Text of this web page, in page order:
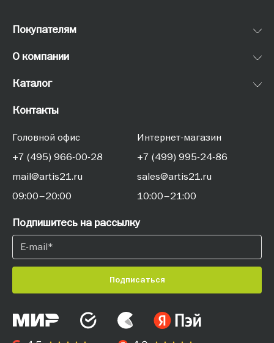
Покупателям
О компании
Каталог
Контакты
Головной офис
+7 (495) 966-00-28
mail@artis21.ru
09:00–20:00
Интернет-магазин
+7 (499) 995-24-86
sales@artis21.ru
10:00–21:00
Подпишитесь на рассылку
Подписаться